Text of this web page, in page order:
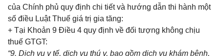
của Chính phủ quy định chi tiết và hướng dẫn thi hành một
số điều Luật Thuế giá trị gia tăng:
+ Tại Khoản 9 Điều 4 quy định về đối tượng không chịu
thuế GTGT:
“9. Dịch vụ y tế, dịch vụ thú y, bao gồm dịch vụ khám bệnh,